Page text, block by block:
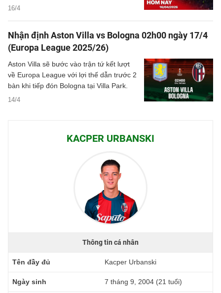
16/4
rạng sáng mai cùng kênh phát sóng trực
Nhận định Aston Villa vs Bologna 02h00 ngày 17/4
(Europa League 2025/26)
14/4
Aston Villa sẽ bước vào trận tứ kết lượt
về Europa League với lợi thế dẫn trước 2
bàn khi tiếp đón Bologna tại Villa Park.
KACPER URBANSKI
Thông tin cá nhân
Tên đầy đủ Kacper Urbanski
Ngày sinh 7 tháng 9, 2004 (21 tuổi)